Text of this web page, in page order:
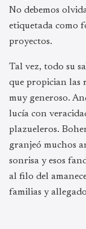
No debemos
etiquetada como
proyectos.
Tal vez, todo su
que propician las
muy generoso.
lucía con
plazueleros.
granjeó muchos
sonrisa y esos
al filo del
familias y